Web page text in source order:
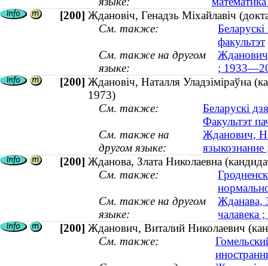
[200] Ждановіч, Генадзь Міхайлавіч
См. также:
факультэт
См. также на другом
языке:
;
[200] Ждановіч, Наталля Уладзіміраўна
1973)
См. также:
Беларускі
Факультэт
См. также на
другом языке:
Жданович,
[200] Жданова, Злата Николаевна
См. также:
См. также на другом
языке:
Жданава,
чалавека
[200] Жданович, Виталий Николаевич
См. также: